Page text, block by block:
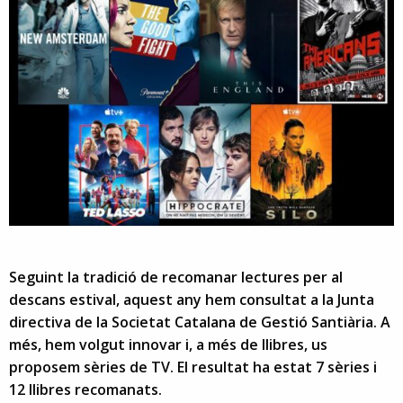
Seguint la tradició de recomanar lectures per al
descans estival, aquest any hem consultat a la Junta
directiva de la Societat Catalana de Gestió Santiària. A
més, hem volgut innovar i, a més de llibres, us
proposem sèries de TV. El resultat ha estat 7 sèries i
12 llibres recomanats.